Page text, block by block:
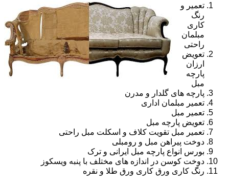
تعمیر و
رنگ
کاری
مبلمان
راحتی
تعویض
ارزان
پارچه
مبل
پارچه های گلدار و مدرن
تعمیر مبلمان اداری
تعمیر مبل
تعویض پارچه مبل
تعمیر مبل تقویت کلاف و اسکلت مبل راحتی
دوخت پیراهن مبل و رومبلی
بورس انواع پارچه مبل ایرانی و ترک
دوخت کوسن در اندازه های مختلف با پنبه ویسکوز
رنگ کاری ورق کاری ورق طلا و نقره